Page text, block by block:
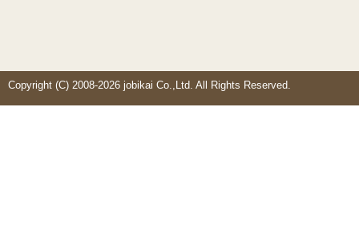
Copyright (C) 2008-2026 jobikai Co.,Ltd. All Rights Reserved.